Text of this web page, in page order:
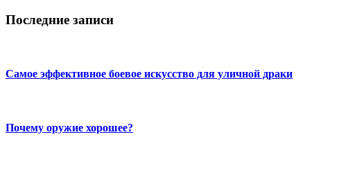
Последние записи
Самое эффективное боевое искусство для уличной драки
Почему оружие хорошее?